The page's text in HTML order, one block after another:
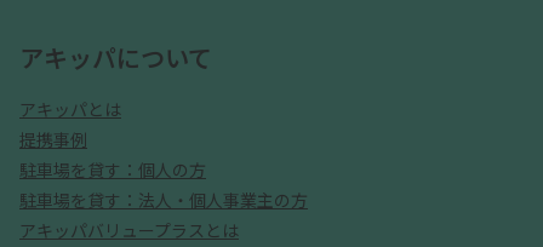
アキッパについて
アキッパとは
提携事例
駐車場を貸す：個人の方
駐車場を貸す：法人・個人事業主の方
アキッパバリュープラスとは